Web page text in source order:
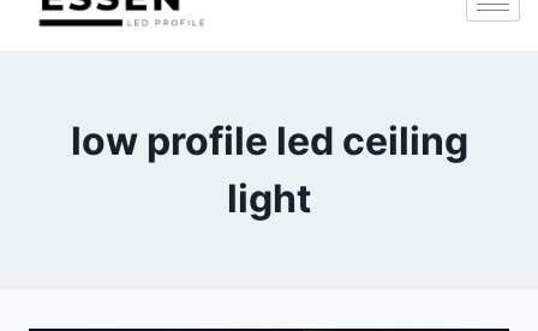
low profile led ceiling
light